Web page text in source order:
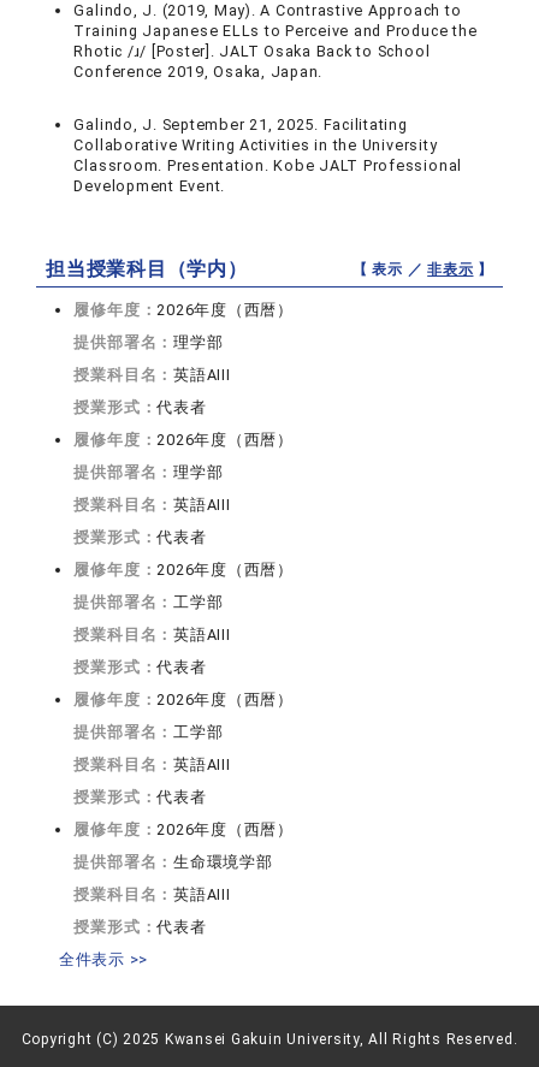
Galindo, J. (2019, May). A Contrastive Approach to
Training Japanese ELLs to Perceive and Produce the
Rhotic /ɹ/ [Poster]. JALT Osaka Back to School
Conference 2019, Osaka, Japan.
Galindo, J. September 21, 2025. Facilitating
Collaborative Writing Activities in the University
Classroom. Presentation. Kobe JALT Professional
Development Event.
担当授業科目（学内） 【 表示 ／非表示 】
履修年度：2026年度（西暦）
提供部署名：理学部
授業科目名：英語AIII
授業形式：代表者
履修年度：2026年度（西暦）
提供部署名：理学部
授業科目名：英語AIII
授業形式：代表者
履修年度：2026年度（西暦）
提供部署名：工学部
授業科目名：英語AIII
授業形式：代表者
履修年度：2026年度（西暦）
提供部署名：工学部
授業科目名：英語AIII
授業形式：代表者
履修年度：2026年度（西暦）
提供部署名：生命環境学部
授業科目名：英語AIII
授業形式：代表者
全件表示 >>
Copyright (C) 2025 Kwansei Gakuin University, All Rights Reserved.